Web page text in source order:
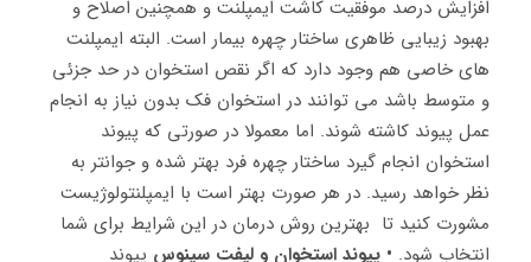
افزایش درصد موفقیت کاشت ایمپلنت و همچنین اصلاح و
بهبود زیبایی ظاهری ساختار چهره بیمار است. البته ایمپلنت
های خاصی هم وجود دارد که اگر نقص استخوان در حد جزئی
و متوسط باشد می توانند در استخوان فک بدون نیاز به انجام
عمل پیوند کاشته شوند. اما معمولا در صورتی که پیوند
استخوان انجام گیرد ساختار چهره فرد بهتر شده و جوانتر به
نظر خواهد رسید. در هر صورت بهتر است با ایمپلنتولوژیست
مشورت کنید تا بهترین روش درمان در این شرایط برای شما
انتخاب شود. • پیوند استخوان و لیفت سینوس پیوند